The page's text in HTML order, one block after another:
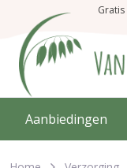
Gratis
Aanbiedingen